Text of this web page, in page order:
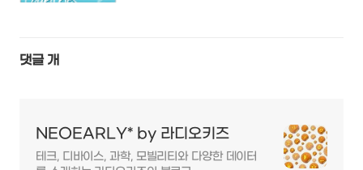
댓글 개
NEOEARLY* by 라디오키즈
테크, 디바이스, 과학, 모빌리티와 다양한 데이터